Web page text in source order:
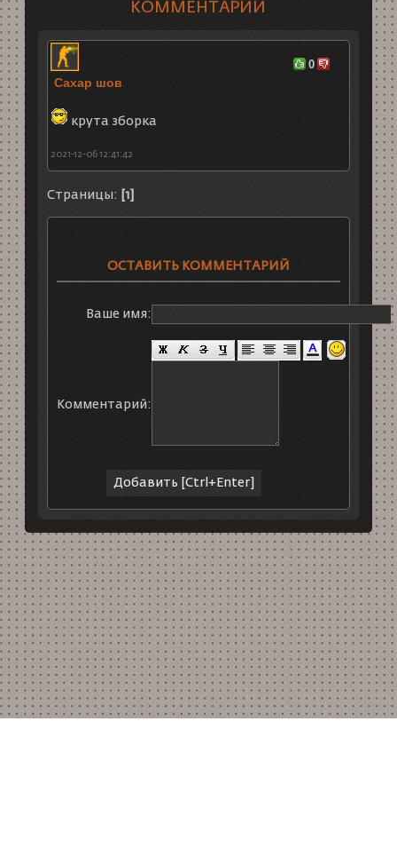
КОММЕНТАРИИ
Сахар шов
крута зборка
2021-12-06 12:41:42
0
Страницы: [1]
ОСТАВИТЬ КОММЕНТАРИЙ
Ваше имя:
Комментарий: